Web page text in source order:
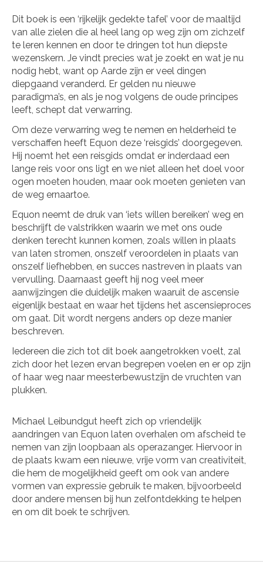
Dit boek is een ‘rijkelijk gedekte tafel’ voor de maaltijd
van alle zielen die al heel lang op weg zijn om zichzelf
te leren kennen en door te dringen tot hun diepste
wezenskern. Je vindt precies wat je zoekt en wat je nu
nodig hebt, want op Aarde zijn er veel dingen
diepgaand veranderd. Er gelden nu nieuwe
paradigma’s, en als je nog volgens de oude principes
leeft, schept dat verwarring.
Om deze verwarring weg te nemen en helderheid te
verschaffen heeft Equon deze ‘reisgids’ doorgegeven.
Hij noemt het een reisgids omdat er inderdaad een
lange reis voor ons ligt en we niet alleen het doel voor
ogen moeten houden, maar ook moeten genieten van
de weg ernaartoe.
Equon neemt de druk van ‘iets willen bereiken’ weg en
beschrijft de valstrikken waarin we met ons oude
denken terecht kunnen komen, zoals willen in plaats
van laten stromen, onszelf veroordelen in plaats van
onszelf liefhebben, en succes nastreven in plaats van
vervulling. Daarnaast geeft hij nog veel meer
aanwijzingen die duidelijk maken waaruit de ascensie
eigenlijk bestaat en waar het tijdens het ascensieproces
om gaat. Dit wordt nergens anders op deze manier
beschreven.
Iedereen die zich tot dit boek aangetrokken voelt, zal
zich door het lezen ervan begrepen voelen en er op zijn
of haar weg naar meesterbewustzijn de vruchten van
plukken.
Michael Leibundgut heeft zich op vriendelijk
aandringen van Equon laten overhalen om afscheid te
nemen van zijn loopbaan als operazanger. Hiervoor in
de plaats kwam een nieuwe, vrije vorm van creativiteit,
die hem de mogelijkheid geeft om ook van andere
vormen van expressie gebruik te maken, bijvoorbeeld
door andere mensen bij hun zelfontdekking te helpen
en om dit boek te schrijven.